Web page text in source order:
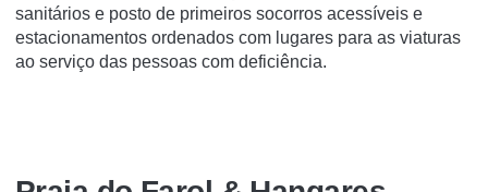
sanitários e posto de primeiros socorros acessíveis e
estacionamentos ordenados com lugares para as viaturas
ao serviço das pessoas com deficiência.